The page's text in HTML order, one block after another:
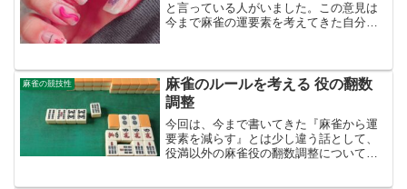
と言っている人がいました。この意見は
今まで麻雀の運要素を考えてきた自分に
和感を覚える状況です。この...
麻雀の競技性
麻雀のルールを考える 役の翻数
調整
今回は、今まで書いてきた『麻雀から運
要素を減らす』とは少し違う話として、
役満以外の麻雀役の翻数調整について考